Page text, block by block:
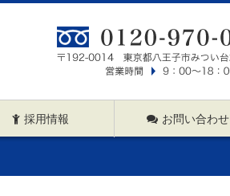
採用情報 お問い合わせ